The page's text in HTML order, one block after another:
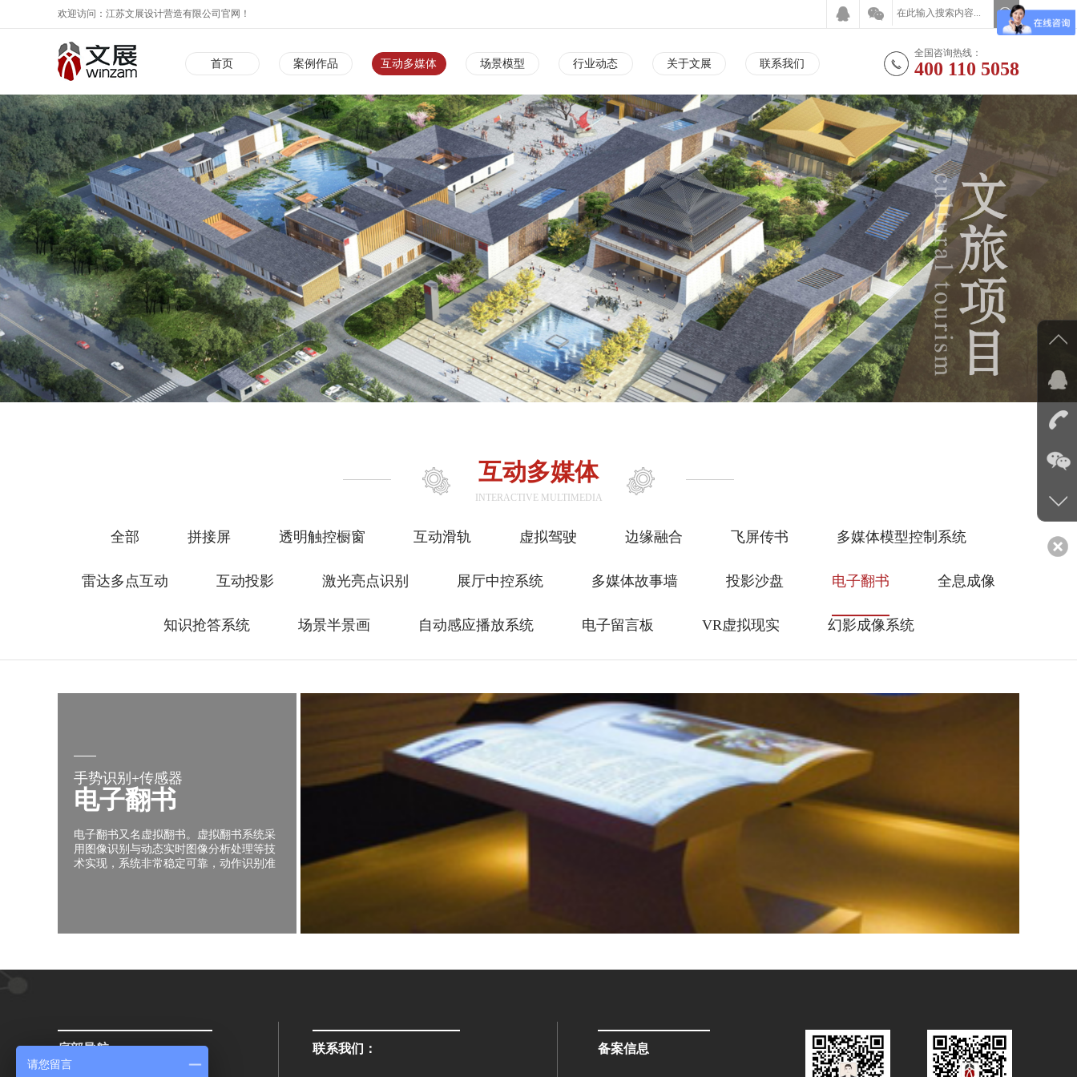
欢迎访问：江苏文展设计营造有限公司官网！
首页 案例作品 互动多媒体 场景模型 行业动态 关于文展 联系我们
全国咨询热线：
400 110 5058
互动多媒体
INTERACTIVE MULTIMEDIA
全部 拼接屏 透明触控橱窗 互动滑轨 虚拟驾驶 边缘融合 飞屏传书 多媒体模型控制系统
雷达多点互动 互动投影 激光亮点识别 展厅中控系统 多媒体故事墙 投影沙盘 电子翻书 全息成像
知识抢答系统 场景半景画 自动感应播放系统 电子留言板 VR虚拟现实 幻影成像系统
手势识别+传感器
电子翻书
电子翻书又名虚拟翻书。虚拟翻书系统采
用图像识别与动态实时图像分析处理等技
术实现，系统非常稳定可靠，动作识别准
底部导航 联系我们： 备案信息
请您留言